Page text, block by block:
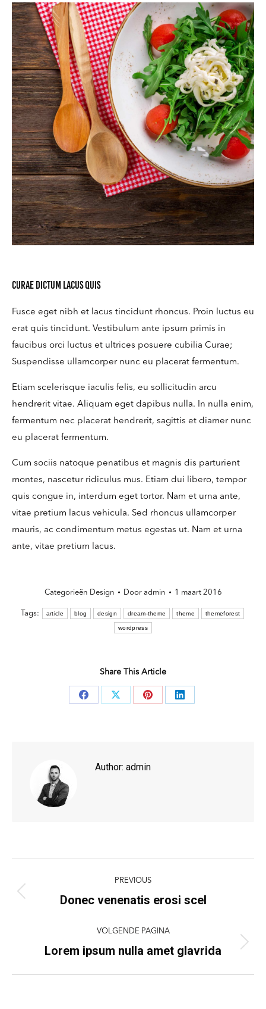
Curae dictum lacus quis
Fusce eget nibh et lacus tincidunt rhoncus. Proin luctus eu
erat quis tincidunt. Vestibulum ante ipsum primis in
faucibus orci luctus et ultrices posuere cubilia Curae;
Suspendisse ullamcorper nunc eu placerat fermentum.
Etiam scelerisque iaculis felis, eu sollicitudin arcu
hendrerit vitae. Aliquam eget dapibus nulla. In nulla enim,
fermentum nec placerat hendrerit, sagittis et diamer nunc
eu placerat fermentum.
Cum sociis natoque penatibus et magnis dis parturient
montes, nascetur ridiculus mus. Etiam dui libero, tempor
quis congue in, interdum eget tortor. Nam et urna ante,
vitae pretium lacus vehicula. Sed rhoncus ullamcorper
mauris, ac condimentum metus egestas ut. Nam et urna
ante, vitae pretium lacus.
Categorieën Design Door admin 1 maart 2016
Tags: article blog design dream-theme theme themeforest
wordpress
Share This Article
Deel
Deel
Deel
Deel
Author: admin
navigation
PREVIOUS
Previous
Donec venenatis erosi scel
VOLGENDE PAGINA
Volgende
Lorem ipsum nulla amet glavrida